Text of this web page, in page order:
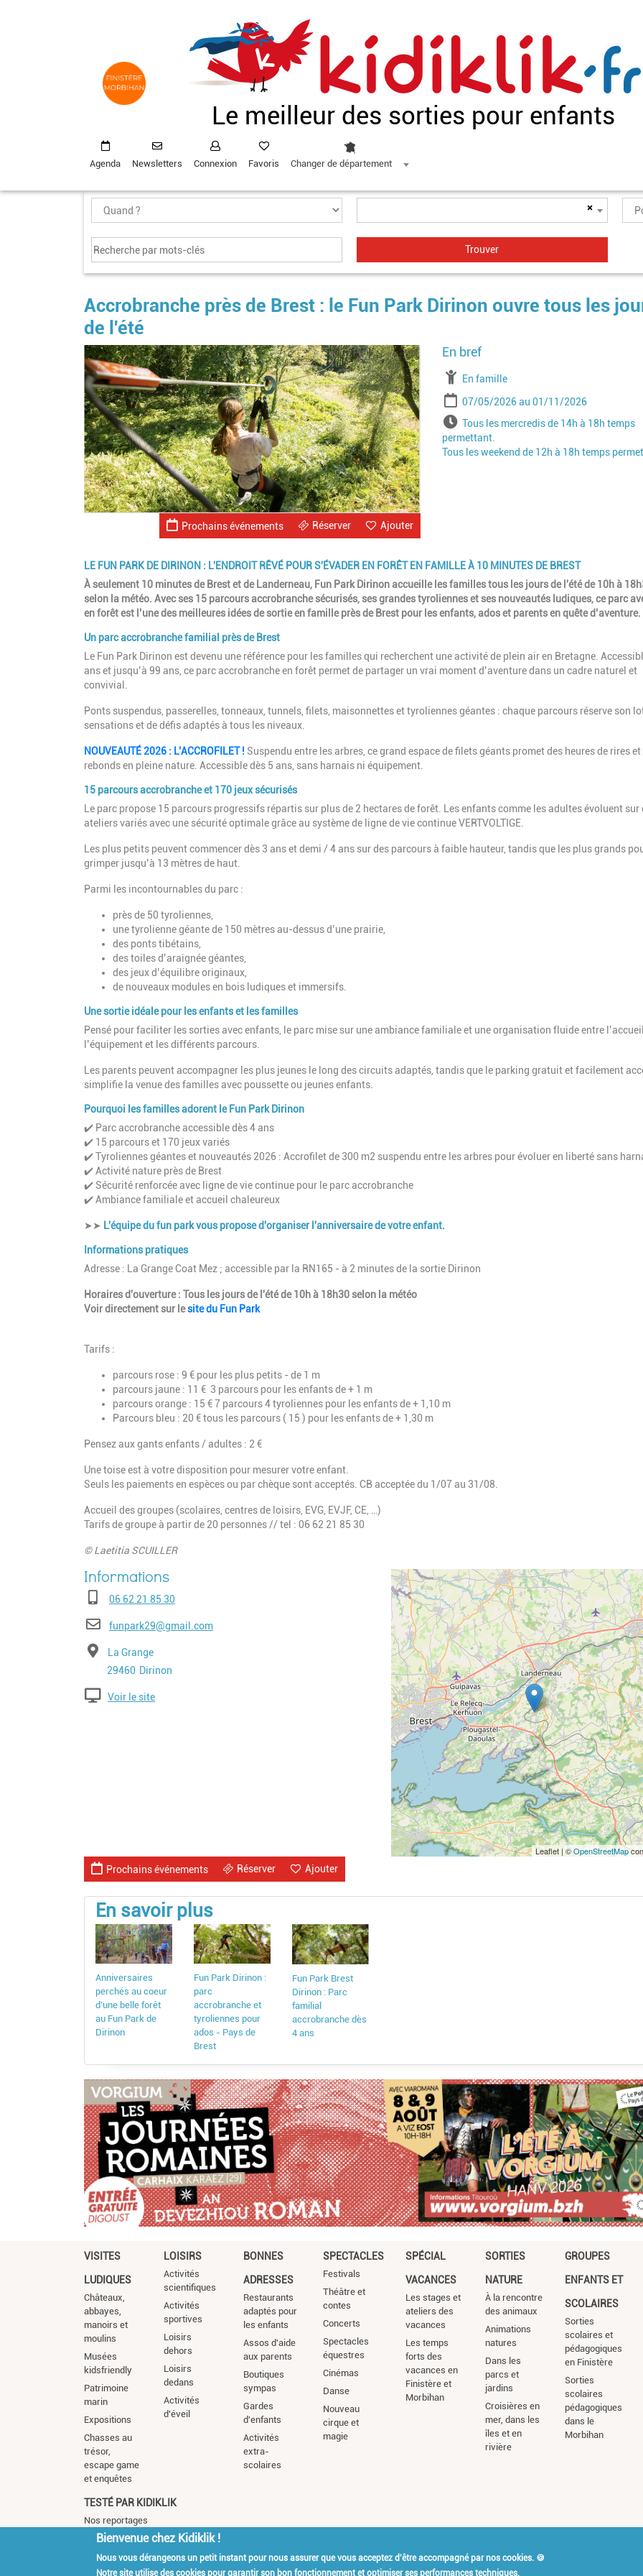
Le meilleur des sorties pour enfants
Agenda Newsletters Connexion Favoris Changer de département
×
Accrobranche près de Brest : le Fun Park Dirinon ouvre tous les
de l'été
Image
Ajouter
Réserver
Prochains événements
À partir de
En famille
Période
Date de début
07/05/2026 Date de fin
01/11/2026
HorairesTous les mercredis de 14h à 18h temps
permettant.
Tous les weekend de 12h à 18h temps
LE FUN PARK DE DIRINON : L'ENDROIT RÊVÉ POUR S'ÉVADER EN FORÊT EN FAMILLE À 10 MINUTES DE BREST
À seulement 10 minutes de Brest et de Landerneau, Fun Park Dirinon accueille les familles tous les jours de l'été de 10h à
selon la météo. Avec ses 15 parcours accrobranche sécurisés, ses grandes tyroliennes et ses nouveautés ludiques, ce parc
en forêt est l’une des meilleures idées de sortie en famille près de Brest pour les enfants, ados et parents en quête d’aventure.
Un parc accrobranche familial près de Brest
Le Fun Park Dirinon est devenu une référence pour les familles qui recherchent une activité de plein air en Bretagne.
ans et jusqu’à 99 ans, ce parc accrobranche en forêt permet de partager un vrai moment d’aventure dans un cadre naturel et
convivial.
Ponts suspendus, passerelles, tonneaux, tunnels, filets, maisonnettes et tyroliennes géantes : chaque parcours réserve son
sensations et de défis adaptés à tous les niveaux.
NOUVEAUTÉ 2026 : L’ACCROFILET ! Suspendu entre les arbres, ce grand espace de filets géants promet des heures de rires et
rebonds en pleine nature. Accessible dès 5 ans, sans harnais ni équipement.
15 parcours accrobranche et 170 jeux sécurisés
Le parc propose 15 parcours progressifs répartis sur plus de 2 hectares de forêt. Les enfants comme les adultes évoluent sur
ateliers variés avec une sécurité optimale grâce au système de ligne de vie continue VERTVOLTIGE.
Les plus petits peuvent commencer dès 3 ans et demi / 4 ans sur des parcours à faible hauteur, tandis que les plus grands
grimper jusqu’à 13 mètres de haut.
Parmi les incontournables du parc :
près de 50 tyroliennes,
une tyrolienne géante de 150 mètres au-dessus d’une prairie,
des ponts tibétains,
des toiles d’araignée géantes,
des jeux d’équilibre originaux,
de nouveaux modules en bois ludiques et immersifs.
Une sortie idéale pour les enfants et les familles
Pensé pour faciliter les sorties avec enfants, le parc mise sur une ambiance familiale et une organisation fluide entre
l’équipement et les différents parcours.
Les parents peuvent accompagner les plus jeunes le long des circuits adaptés, tandis que le parking gratuit et facilement
simplifie la venue des familles avec poussette ou jeunes enfants.
Pourquoi les familles adorent le Fun Park Dirinon
✔️ Parc accrobranche accessible dès 4 ans
✔️ 15 parcours et 170 jeux variés
✔️ Tyroliennes géantes et nouveautés 2026 : Accrofilet de 300 m2 suspendu entre les arbres pour évoluer en liberté sans
✔️ Activité nature près de Brest
✔️ Sécurité renforcée avec ligne de vie continue pour le parc accrobranche
✔️ Ambiance familiale et accueil chaleureux
➤➤ L'équipe du fun park vous propose d'organiser l'anniversaire de votre enfant.
Informations pratiques
Adresse : La Grange Coat Mez ; accessible par la RN165 - à 2 minutes de la sortie Dirinon
Horaires d'ouverture : Tous les jours de l'été de 10h à 18h30 selon la météo
Voir directement sur lesite du Fun Park
Tarifs :
parcours rose : 9 € pour les plus petits - de 1 m
parcours jaune : 11 € 3 parcours pour les enfants de + 1 m
parcours orange : 15 € 7 parcours 4 tyroliennes pour les enfants de + 1,10 m
Parcours bleu : 20 € tous les parcours ( 15 ) pour les enfants de + 1,30 m
Pensez aux gants enfants / adultes : 2 €
Une toise est à votre disposition pour mesurer votre enfant.
Seuls les paiements en espèces ou par chèque sont acceptés. CB acceptée du 1/07 au 31/08.
Accueil des groupes (scolaires, centres de loisirs, EVG, EVJF, CE, …)
Tarifs de groupe à partir de 20 personnes // tel : 06 62 21 85 30
© Laetitia SCUILLER
Téléphone06 62 21 85 30
E-mailfunpark29@gmail.com
AdresseLa Grange
Code postal
29460 Ville
Dirinon
Voir le site
Geolocalisation
Leaflet | ©OpenStreetMap
Ajouter
Réserver
Prochains événements
En savoir plus
Anniversaires
perchés au coeur
d'une belle forêt
au Fun Park de
Dirinon
Fun Park Dirinon :
parc
accrobranche et
tyroliennes pour
ados - Pays de
Brest
Fun Park Brest
Dirinon : Parc
familial
accrobranche dès
4 ans
VISITES
LUDIQUES
Châteaux,
abbayes,
manoirs et
moulins
Musées
kidsfriendly
Patrimoine
marin
Expositions
Chasses au
trésor,
escape game
et enquêtes
LOISIRS
Activités
scientifiques
Activités
sportives
Loisirs
dehors
Loisirs
dedans
Activités
d'éveil
BONNES
ADRESSES
Restaurants
adaptés pour
les enfants
Assos d'aide
aux parents
Boutiques
sympas
Gardes
d'enfants
Activités
extra-
scolaires
SPECTACLES
Festivals
Théâtre et
contes
Concerts
Spectacles
équestres
Cinémas
Danse
Nouveau
cirque et
magie
SPÉCIAL
VACANCES
Les stages et
ateliers des
vacances
Les temps
forts des
vacances en
Finistère et
Morbihan
SORTIES
NATURE
À la rencontre
des animaux
Animations
natures
Dans les
parcs et
jardins
Croisières en
mer, dans les
îles et en
rivière
GROUPES
ENFANTS ET
SCOLAIRES
Sorties
scolaires et
pédagogiques
en Finistère
Sorties
scolaires
pédagogiques
dans le
Morbihan
TESTÉ PAR KIDIKLIK
Nos reportages
Kidiklik Recrute Qui est Kidiklik ? Contact
Bienvenue chez Kidiklik !
Nous vous dérangeons un petit instant pour nous assurer que vous acceptez d'être accompagné par nos cookies. 🍪
Notre site utilise des cookies pour garantir son bon fonctionnement et optimiser ses performances techniques,